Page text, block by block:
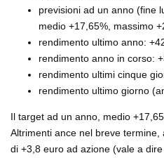
previsioni ad un anno (fine
medio +17,65%, massimo
rendimento ultimo anno:
rendimento anno in corso:
rendimento ultimi cinque
rendimento ultimo giorno
Il target ad un anno, medio
Altrimenti ance nel breve
di +3,8 euro ad azione (vale a